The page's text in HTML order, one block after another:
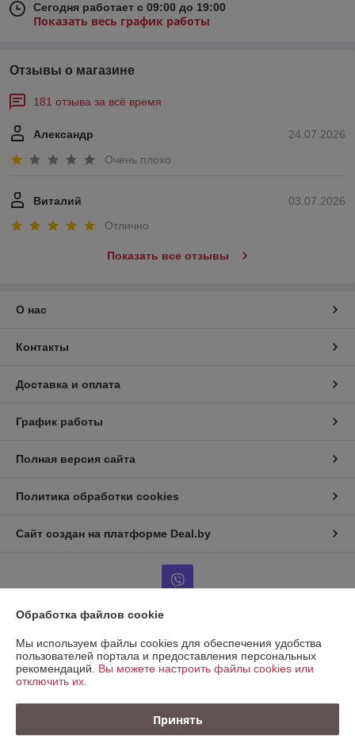
Сегодня работает с 09:00 до 19:00
Показать весь график работы
Отзывы о магазине
181 отзыва за всё время
24.07.2026
Александр
Очень плохо
03.07.2026
Виталий
Отлично
Показать все отзывы
О нас
Контакты
Доставка и оплата
График работы
Полная версия сайта
Политика обработки cookies
Сайт создан на платформе Deal.by
Информация для покупателя
Юридическое лицо:ООО "КРЕПАВТОТРЕЙД"
220067, Беларусь, г. Минск, ул. Сырокомли, д. 7, пом. 104 (236)
Регистрационный номер ЕГР: 193721138
Обработка файлов cookie
Мы используем файлы cookies для обеспечения удобства
пользователей портала и предоставления персональных
рекомендаций. Вы можете настроить файлы cookies или
отключить их.
Принять